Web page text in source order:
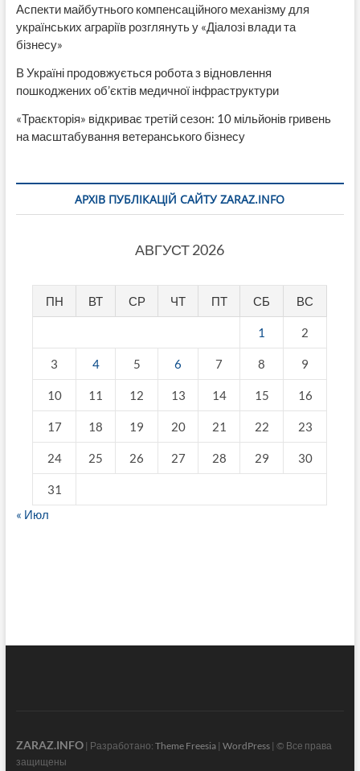
Аспекти майбутнього компенсаційного механізму для
українських аграріїв розглянуть у «Діалозі влади та
бізнесу»
В Україні продовжується робота з відновлення
пошкоджених об’єктів медичної інфраструктури
«Траєкторія» відкриває третій сезон: 10 мільйонів гривень
на масштабування ветеранського бізнесу
АРХІВ ПУБЛІКАЦІЙ САЙТУ ZARAZ.INFO
АВГУСТ 2026
ПН ВТ СР ЧТ ПТ СБ ВС
1 2
3 4 5 6 7 8 9
10 11 12 13 14 15 16
17 18 19 20 21 22 23
24 25 26 27 28 29 30
31
« Июл
ZARAZ.INFO| Разработано: Theme Freesia| WordPress| © Все права
защищены